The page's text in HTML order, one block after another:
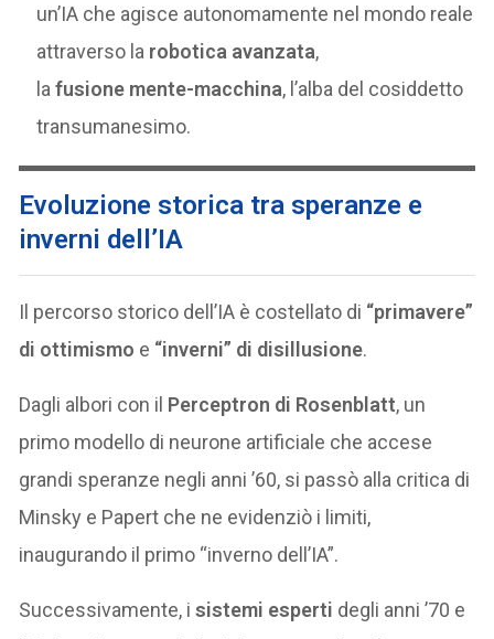
un’IA che agisce autonomamente nel mondo reale
attraverso la robotica avanzata,
lafusione mente-macchina, l’alba del cosiddetto
transumanesimo.
Evoluzione storica tra speranze e
inverni dell’IA
Il percorso storico dell’IA è costellato di “primavere”
di ottimismo e “inverni” di disillusione.
Dagli albori con il Perceptron di Rosenblatt, un
primo modello di neurone artificiale che accese
grandi speranze negli anni ’60, si passò alla critica di
Minsky e Papert che ne evidenziò i limiti,
inaugurando il primo “inverno dell’IA”.
Successivamente, isistemi esperti degli anni ’70 e